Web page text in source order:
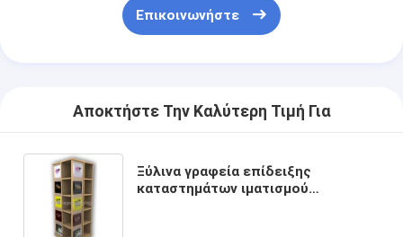
Επικοινωνήστε
Αποκτήστε Την Καλύτερη Τιμή Για
Ξύλινα γραφεία επίδειξης
καταστημάτων ιματισμού